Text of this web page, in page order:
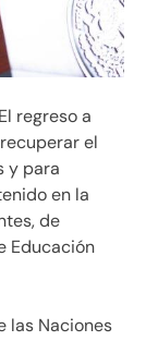
El regreso a
el
y para
en la
de
Educación
las Naciones